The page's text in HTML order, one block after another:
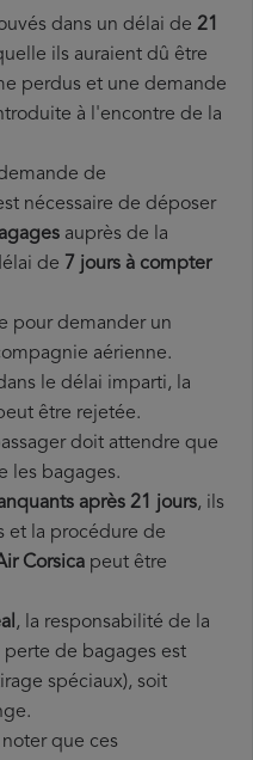
dans un délai de 21
ils auraient dû être
perdus et une demande
à l'encontre de la
de
nécessaire de déposer
auprès de la
de 7 jours à compter
pour demander un
aérienne.
le délai imparti, la
être rejetée.
doit attendre que
les bagages.
après 21 jours, ils
et la procédure de
Corsica peut être
, la responsabilité de la
de bagages est
spéciaux), soit
que ces